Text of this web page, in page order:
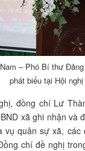
– Phó Bí thư
phát biểu tại Hội nghị
đồng chí Lư
xã ghi nhận và
vụ quân sự xã, các
chí đề nghị